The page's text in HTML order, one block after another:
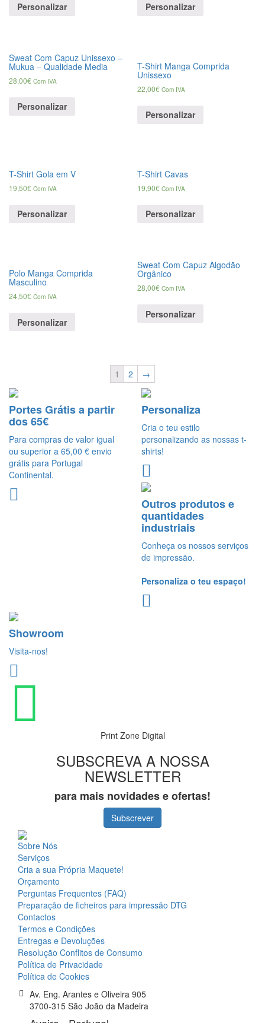
Personalizar Personalizar
Sweat Com Capuz Unissexo –
Mukua – Qualidade Media
28,00€ Com IVA
Personalizar
T-Shirt Manga Comprida
Unissexo
22,00€ Com IVA
Personalizar
T-Shirt Gola em V
19,50€ Com IVA
Personalizar
T-Shirt Cavas
19,90€ Com IVA
Personalizar
Polo Manga Comprida
Masculino
24,50€ Com IVA
Personalizar
Sweat Com Capuz Algodão
Orgânico
28,00€ Com IVA
Personalizar
1 2 →
Portes Grátis a partir
dos 65€
Para compras de valor igual
ou superior a 65,00 € envio
grátis para Portugal
Continental.
Personaliza
Cria o teu estilo
personalizando as nossas t-
shirts!
Outros produtos e
quantidades
industriais
Conheça os nossos serviços
de impressão.
Personaliza o teu espaço!
Showroom
Visita-nos!
Print Zone Digital
SUBSCREVA A NOSSA
NEWSLETTER
para mais novidades e ofertas!
Subscrever
Sobre Nós
Serviços
Cria a sua Própria Maquete!
Orçamento
Perguntas Frequentes (FAQ)
Preparação de ficheiros para impressão DTG
Contactos
Termos e Condições
Entregas e Devoluções
Resolução Conflitos de Consumo
Política de Privacidade
Política de Cookies
Av. Eng. Arantes e Oliveira 905
3700-315 São João da Madeira